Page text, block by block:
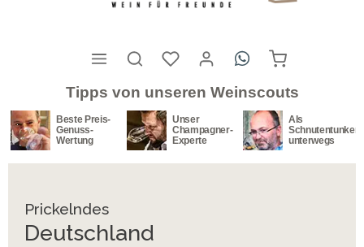
Tipps von unseren Weinscouts
Beste Preis-
Genuss-
Wertung
Unser
Champagner-
Experte
Als
Schnutentunker
unterwegs
Prickelndes
Deutschland